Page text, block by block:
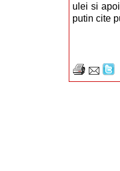
ulei si
putin cite